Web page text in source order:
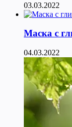
03.03.2022
Маска с
04.03.2022